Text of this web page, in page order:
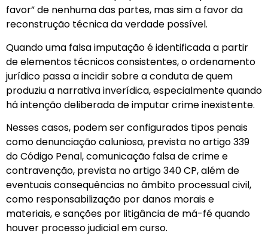
favor” de nenhuma das partes, mas sim a favor da
reconstrução técnica da verdade possível.
Quando uma falsa imputação é identificada a partir
de elementos técnicos consistentes, o ordenamento
jurídico passa a incidir sobre a conduta de quem
produziu a narrativa inverídica, especialmente quando
há intenção deliberada de imputar crime inexistente.
Nesses casos, podem ser configurados tipos penais
como denunciação caluniosa, prevista no artigo 339
do Código Penal, comunicação falsa de crime e
contravenção, prevista no artigo 340 CP, além de
eventuais consequências no âmbito processual civil,
como responsabilização por danos morais e
materiais, e sanções por litigância de má-fé quando
houver processo judicial em curso.